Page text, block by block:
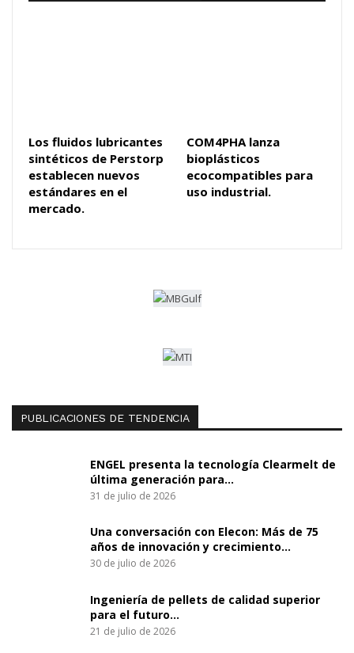
Los fluidos lubricantes
sintéticos de Perstorp
establecen nuevos
estándares en el
mercado.
COM4PHA lanza
bioplásticos
ecocompatibles para
uso industrial.
PUBLICACIONES DE TENDENCIA
ENGEL presenta la tecnología Clearmelt de
última generación para…
31 de julio de 2026
Una conversación con Elecon: Más de 75
años de innovación y crecimiento…
30 de julio de 2026
Ingeniería de pellets de calidad superior
para el futuro…
21 de julio de 2026